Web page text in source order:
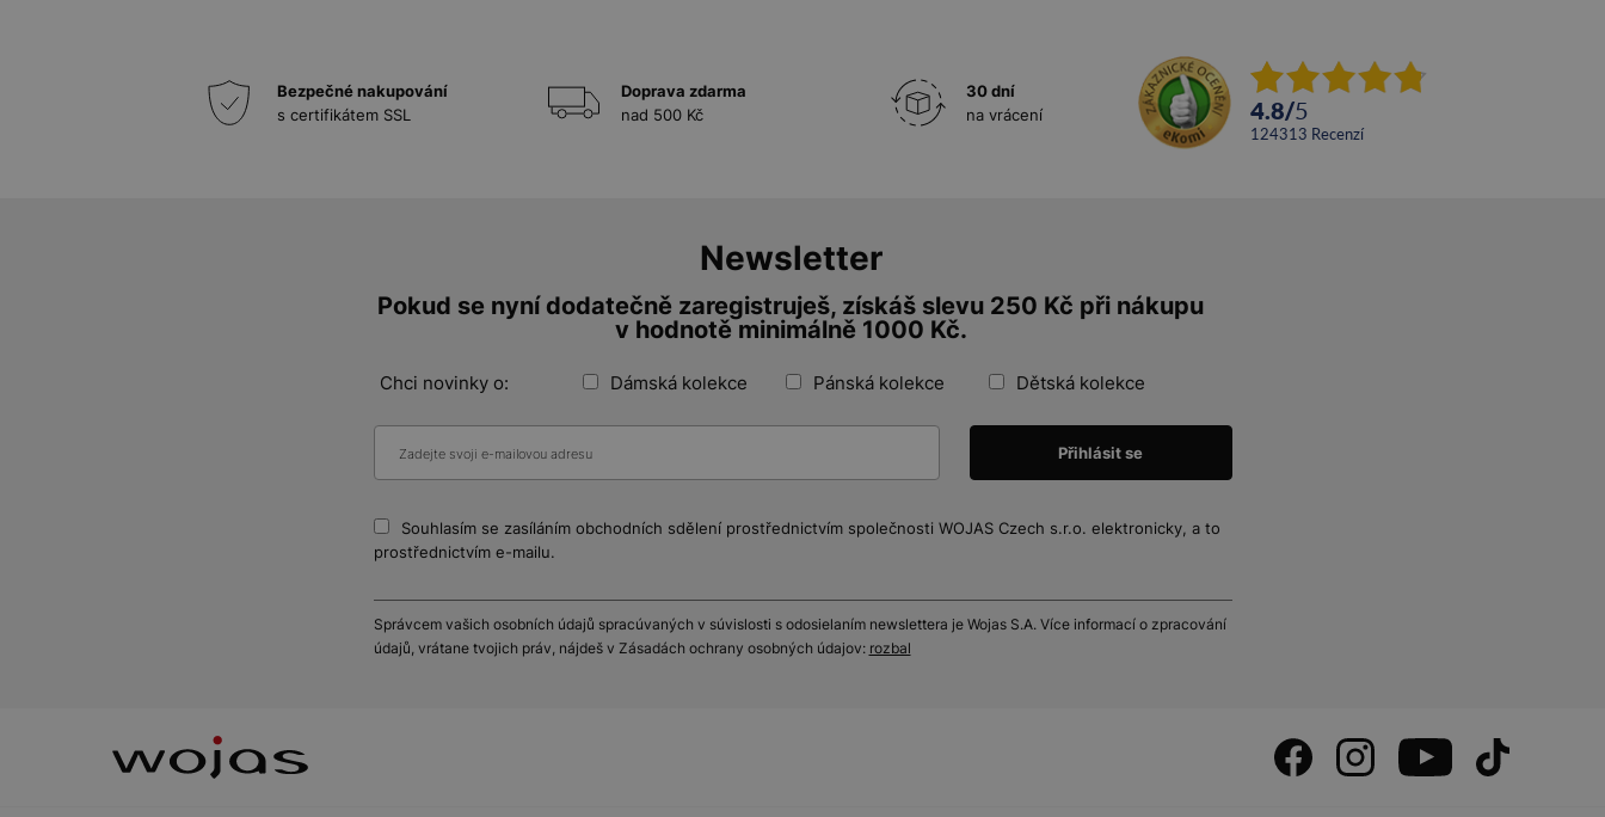
Bezpečné nakupování
s certifikátem SSL
Doprava zdarma
nad 500 Kč
30 dní
na vrácení
4.8/5
124313 recenzí
Newsletter
Pokud se nyní dodatečně zaregistruješ, získáš slevu 250 Kč při nákupu
v hodnotě minimálně 1000 Kč.
Chci novinky o: Dámská kolekce Pánská kolekce Dětská kolekce
Souhlasím se zasíláním obchodních sdělení prostřednictvím společnosti WOJAS Czech s.r.o. elektronicky, a to
prostřednictvím e-mailu.
Správcem vašich osobních údajů spracúvaných v súvislosti s odosielaním newslettera je Wojas S.A. Více informací o zpracování
údajů, vrátane tvojich práv, nájdeš v Zásadách ochrany osobných údajov: rozbal